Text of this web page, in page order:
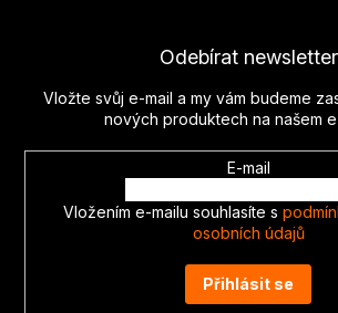
Odebírat newsletter
Vložte svůj e-mail a my vám budeme
nových produktech na našem
E-mail
Vložením e-mailu souhlasíte s
osobních údajů
Přihlásit se